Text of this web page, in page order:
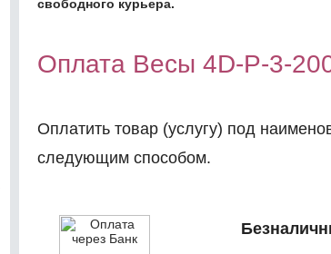
свободного курьера.
Оплата Весы 4D-P-3-
Оплатить товар (услугу) под
следующим способом.